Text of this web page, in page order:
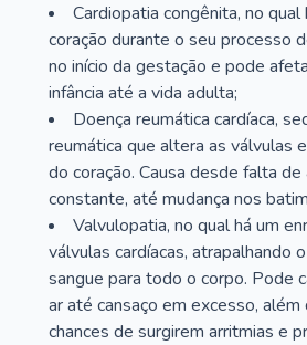
Cardiopatia congênita, no qual
coração durante o seu processo
no início da gestação e pode
infância até a vida adulta;
Doença reumática cardíaca,
reumática que altera as válvulas
do coração. Causa desde falta de
constante, até mudança nos
Valvulopatia, no qual há um
válvulas cardíacas, atrapalhando
sangue para todo o corpo. Pode
ar até cansaço em excesso, além
chances de surgirem arritmias e